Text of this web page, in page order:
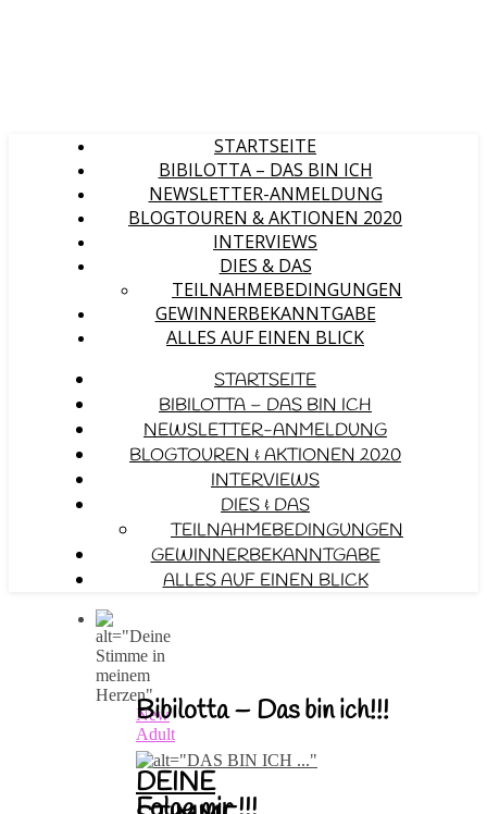
STARTSEITE
BIBILOTTA – DAS BIN ICH
NEWSLETTER-ANMELDUNG
BLOGTOUREN & AKTIONEN 2020
INTERVIEWS
DIES & DAS
TEILNAHMEBEDINGUNGEN
GEWINNERBEKANNTGABE
ALLES AUF EINEN BLICK
STARTSEITE
BIBILOTTA – DAS BIN ICH
NEWSLETTER-ANMELDUNG
BLOGTOUREN & AKTIONEN 2020
INTERVIEWS
DIES & DAS
TEILNAHMEBEDINGUNGEN
GEWINNERBEKANNTGABE
ALLES AUF EINEN BLICK
New
Adult
DEINE
Bibilotta – Das bin ich!!!